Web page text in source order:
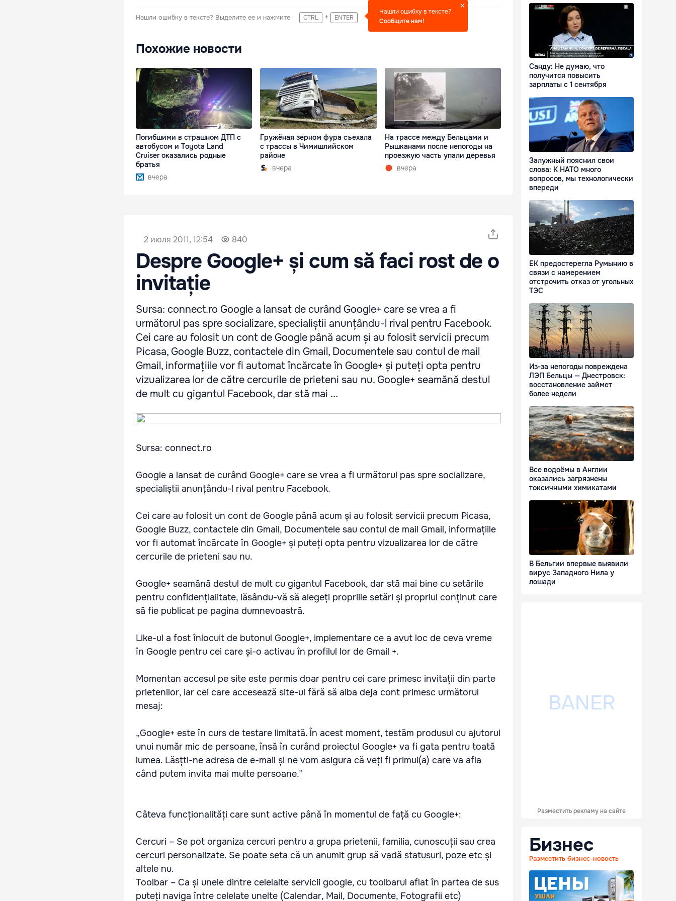
Нашли ошибку в тексте? Выделите ее и нажмите CTRL + ENTER
Нашли ошибку в тексте?
Сообщите нам!
Похожие новости
Погибшими в страшном ДТП с
автобусом и Toyota Land
Cruiser оказались родные
братья
вчера
Гружёная зерном фура съехала
с трассы в Чимишлийском
районе
вчера
На трассе между Бельцами и
Рышканами после непогоды на
проезжую часть упали деревья
вчера
2 июля 2011, 12:54 840
Despre Google+ și cum să faci rost de o
invitație
Sursa: connect.ro Google a lansat de curând Google+ care se vrea a fi
următorul pas spre socializare, specialiștii anunțându-l rival pentru Facebook.
Cei care au folosit un cont de Google până acum și au folosit servicii precum
Picasa, Google Buzz, contactele din Gmail, Documentele sau contul de mail
Gmail, informațiile vor fi automat încărcate în Google+ și puteți opta pentru
vizualizarea lor de către cercurile de prieteni sau nu. Google+ seamănă destul
de mult cu gigantul Facebook, dar stă mai ...
Sursa: connect.ro
Google a lansat de curând Google+ care se vrea a fi următorul pas spre socializare,
specialiștii anunțându-l rival pentru Facebook.
Cei care au folosit un cont de Google până acum și au folosit servicii precum Picasa,
Google Buzz, contactele din Gmail, Documentele sau contul de mail Gmail, informațiile
vor fi automat încărcate în Google+ și puteți opta pentru vizualizarea lor de către
cercurile de prieteni sau nu.
Google+ seamănă destul de mult cu gigantul Facebook, dar stă mai bine cu setările
pentru confidențialitate, lăsându-vă să alegeți propriile setări și propriul conținut care
să fie publicat pe pagina dumnevoastră.
Like-ul a fost înlocuit de butonul Google+, implementare ce a avut loc de ceva vreme
în Google pentru cei care și-o activau în profilul lor de Gmail +.
Momentan accesul pe site este permis doar pentru cei care primesc invitații din parte
prietenilor, iar cei care accesează site-ul fără să aiba deja cont primesc următorul
mesaj:
„Google+ este în curs de testare limitată. În acest moment, testăm produsul cu ajutorul
unui număr mic de persoane, însă în curând proiectul Google+ va fi gata pentru toată
lumea. Lăsțti-ne adresa de e-mail și ne vom asigura că veți fi primul(a) care va afla
când putem invita mai multe persoane.”
Câteva funcționalități care sunt active până în momentul de față cu Google+:
Cercuri – Se pot organiza cercuri pentru a grupa prietenii, familia, cunoscuții sau crea
cercuri personalizate. Se poate seta că un anumit grup să vadă statusuri, poze etc și
altele nu.
Toolbar – Ca și unele dintre celelalte servicii google, cu toolbarul aflat în partea de sus
puteți naviga între celelate unelte (Calendar, Mail, Documente, Fotografii etc)
Санду: Не думаю, что
получится повысить
зарплаты с 1 сентября
Залужный пояснил свои
слова: К НАТО много
вопросов, мы технологически
впереди
ЕК предостерегла Румынию в
связи с намерением
отстрочить отказ от угольных
ТЭС
Из-за непогоды повреждена
ЛЭП Бельцы — Днестровск:
восстановление займет
более недели
Все водоёмы в Англии
оказались загрязнены
токсичными химикатами
В Бельгии впервые выявили
вирус Западного Нила у
лошади
Разместить рекламу на сайте
Бизнес
Разместить бизнес-новость